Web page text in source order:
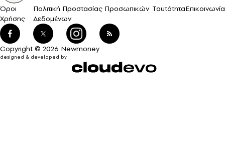
Όροι
Χρήσης
Πολιτική Προστασίας Προσωπικών
Δεδομένων
ΤαυτότηταΕπικοινωνία
Copyright © 2026 Newmoney
designed & developed by